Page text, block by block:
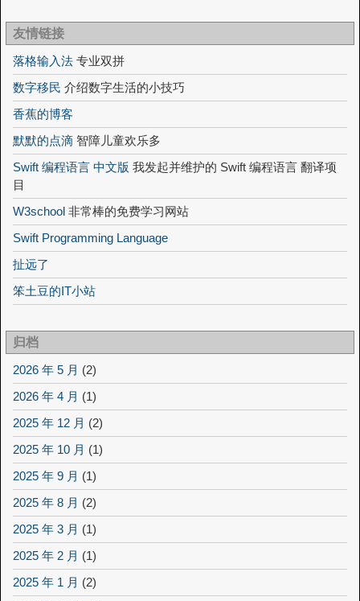
友情链接
落格输入法 专业双拼
数字移民 介绍数字生活的小技巧
香蕉的博客
默默的点滴 智障儿童欢乐多
Swift 编程语言 中文版 我发起并维护的 Swift 编程语言 翻译项
目
W3school 非常棒的免费学习网站
Swift Programming Language
扯远了
笨土豆的IT小站
归档
2026 年 5 月 (2)
2026 年 4 月 (1)
2025 年 12 月 (2)
2025 年 10 月 (1)
2025 年 9 月 (1)
2025 年 8 月 (2)
2025 年 3 月 (1)
2025 年 2 月 (1)
2025 年 1 月 (2)